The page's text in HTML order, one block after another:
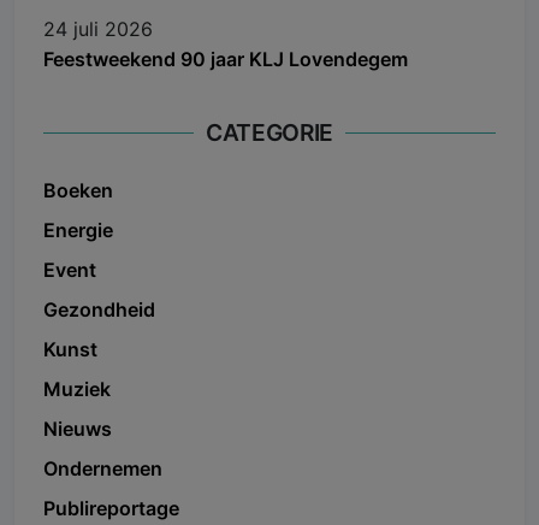
24 juli 2026
Feestweekend 90 jaar KLJ Lovendegem
CATEGORIE
Boeken
Energie
Event
Gezondheid
Kunst
Muziek
Nieuws
Ondernemen
Publireportage